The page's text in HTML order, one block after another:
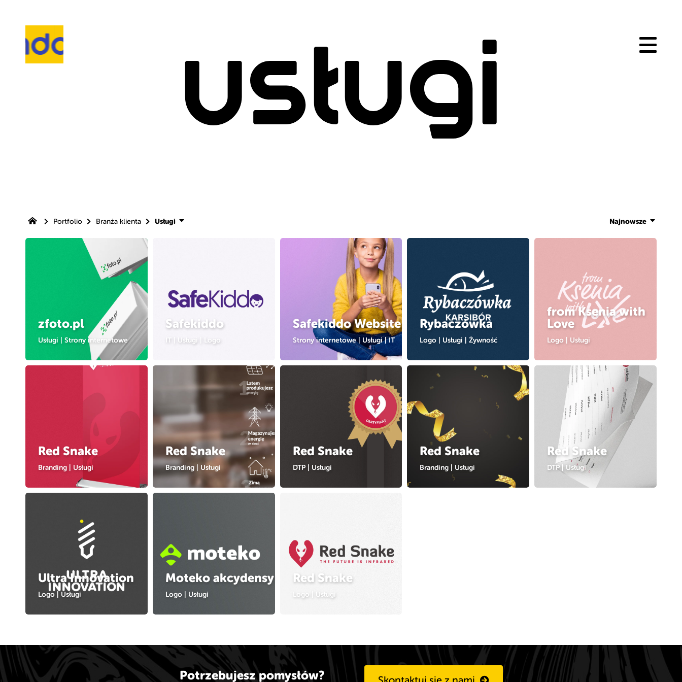
usługi
Portfolio Branża klienta Usługi Najnowsze
zfoto.pl
Usługi Strony internetowe
Safekiddo
IT Usługi Logo
Safekiddo Website
Strony internetowe Usługi | IT
Rybaczówka
Logo Usługi Żywność
from Ksenia with
Love
Logo Usługi
Red Snake
Branding | Usługi
Red Snake
Branding | Usługi
Red Snake
DTP | Usługi
Red Snake
Branding | Usługi
Red Snake
DTP | Usługi
Ultra Innovation
Logo Usługi
Moteko akcydensy
Logo Usługi
Red Snake
Logo Usługi
Potrzebujesz pomysłów?